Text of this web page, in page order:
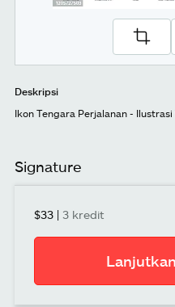
Deskripsi
Ikon Tengara Perjalanan -
Signature
$33 | 3 kredit